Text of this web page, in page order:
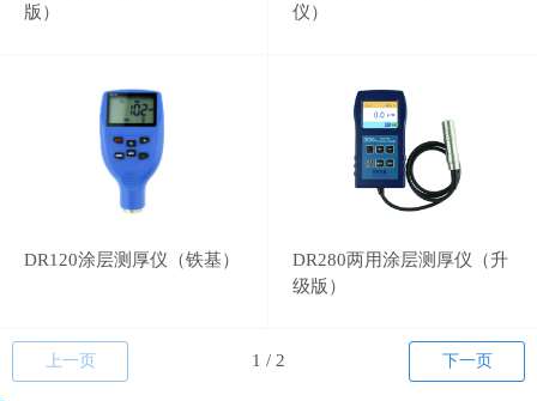
版）
仪）
DR120涂层测厚仪（铁基）
DR280两用涂层测厚仪（升
级版）
上一页 下一页